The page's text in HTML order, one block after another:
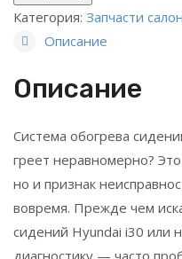
Категория: Запчасти
Описание
Описание
Система обогрева
греет неравномерно?
но и признак
вовремя. Прежде чем
сидений Hyundai i30 или
диагностику — часто